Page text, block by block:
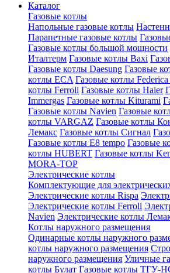
Каталог
Газовые котлы
Напольные газовые котлы
Парапетные газовые котлы
Газовые котлы большой мощности
Италтерм Газовые котлы Baxi
Газовые котлы Daesung Газовые
котлы ECA Газовые котлы
котлы Ferroli Газовые котлы Haier
Immergas Газовые котлы Kiturami
Газовые котлы Navien Газовые
котлы VARGAZ Газовые котлы
Лемакс Газовые котлы Сигнал
Газовые котлы E8 tempo Газовые
котлы HUBERT Газовые котлы
MORA-TOP
Электрические котлы
Комплектующие для
Электрические котлы Rispa
Электрические котлы Ferroli
Navien Электрические котлы
Котлы наружного размещения
Одинарные котлы наружного
котлы наружного размещения
наружного размещения Уличные
котлы Булат Газовые котлы ТГУ-